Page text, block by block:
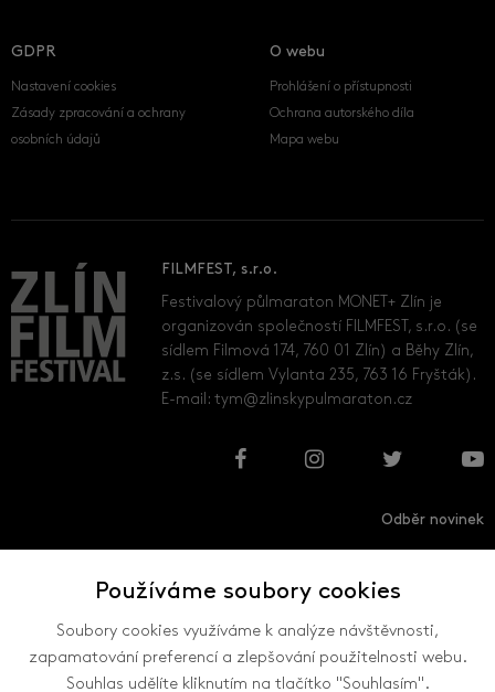
GDPR
Nastavení cookies
Zásady zpracování a ochrany
osobních údajů
O webu
Prohlášení o přístupnosti
Ochrana autorského díla
Mapa webu
FILMFEST, s.r.o.
Festivalový půlmaraton MONET+ Zlín je
organizován společností FILMFEST, s.r.o. (se
sídlem Filmová 174, 760 01 Zlín) a Běhy Zlín,
z.s. (se sídlem Vylanta 235, 763 16 Fryšták).
E-mail:tym@zlinskypulmaraton.cz
Odběr novinek
Používáme soubory cookies
Soubory cookies využíváme k analýze návštěvnosti,
zapamatování preferencí a zlepšování použitelnosti webu.
Souhlas udělíte kliknutím na tlačítko "Souhlasím".